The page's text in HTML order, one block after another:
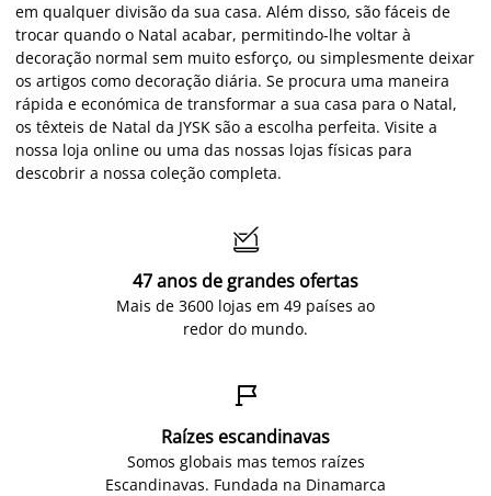
em qualquer divisão da sua casa. Além disso, são fáceis de
trocar quando o Natal acabar, permitindo-lhe voltar à
decoração normal sem muito esforço, ou simplesmente deixar
os artigos como decoração diária. Se procura uma maneira
rápida e económica de transformar a sua casa para o Natal,
os têxteis de Natal da JYSK são a escolha perfeita. Visite a
nossa loja online ou uma das nossas lojas físicas para
descobrir a nossa coleção completa.

47 anos de grandes ofertas
Mais de 3600 lojas em 49 países ao
redor do mundo.

Raízes escandinavas
Somos globais mas temos raízes
Escandinavas. Fundada na Dinamarca